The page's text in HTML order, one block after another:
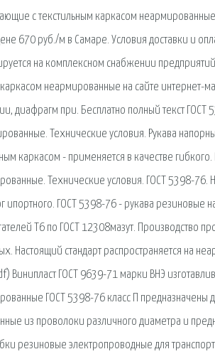
с текстильным каркасом
670 руб./м в Самаре. Условия доставки и
на комплексном снабжении предприятий.
неармированные на сайте интернет-
диафрагм при. Бесплатно полный текст ГОСТ
Технические условия. Рукава
каркасом - применяется в качестве гибкого.
Технические условия. ГОСТ 5398-76.
ипортного. ГОСТ 5398-76 - рукава резиновые
Т6 по ГОСТ 12308мазут. Производство
Настоящий стандарт распространяется на
ГОСТ 9639-71 марки ВНЭ
ГОСТ 5398-76 класс П предназначены
из проволоки различного диаметра и
резиновые электропроводные для